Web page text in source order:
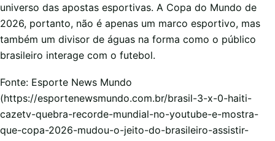
universo das apostas esportivas. A Copa do Mundo de
2026, portanto, não é apenas um marco esportivo, mas
também um divisor de águas na forma como o público
brasileiro interage com o futebol.
Fonte: Esporte News Mundo
(https://esportenewsmundo.com.br/brasil-3-x-0-haiti-
cazetv-quebra-recorde-mundial-no-youtube-e-mostra-
que-copa-2026-mudou-o-jeito-do-brasileiro-assistir-